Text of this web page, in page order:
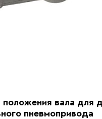
положения вала для
пневмопривода